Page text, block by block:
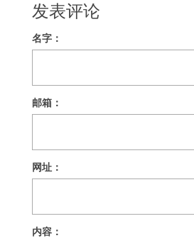
发表评论
名字：
邮箱：
网址：
内容：